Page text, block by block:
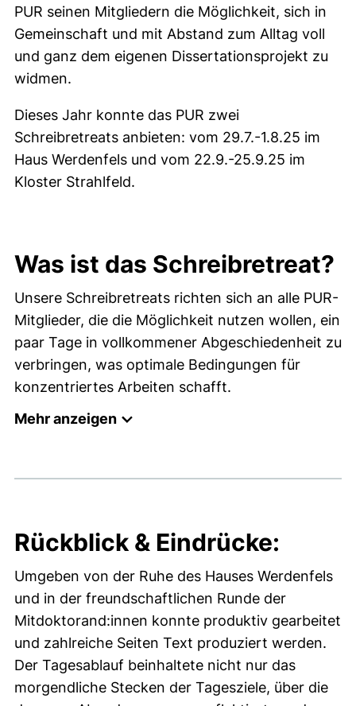
PUR seinen Mitgliedern die Möglichkeit, sich in
Gemeinschaft und mit Abstand zum Alltag voll
und ganz dem eigenen Dissertationsprojekt zu
widmen.
Dieses Jahr konnte das PUR zwei
Schreibretreats anbieten: vom 29.7.-1.8.25 im
Haus Werdenfels und vom 22.9.-25.9.25 im
Kloster Strahlfeld.
Was ist das Schreibretreat?
Unsere Schreibretreats richten sich an alle PUR-
Mitglieder, die die Möglichkeit nutzen wollen, ein
paar Tage in vollkommener Abgeschiedenheit zu
verbringen, was optimale Bedingungen für
konzentriertes Arbeiten schafft.
Mehr anzeigen
Rückblick & Eindrücke:
Umgeben von der Ruhe des Hauses Werdenfels
und in der freundschaftlichen Runde der
Mitdoktorand:innen konnte produktiv gearbeitet
und zahlreiche Seiten Text produziert werden.
Der Tagesablauf beinhaltete nicht nur das
morgendliche Stecken der Tagesziele, über die